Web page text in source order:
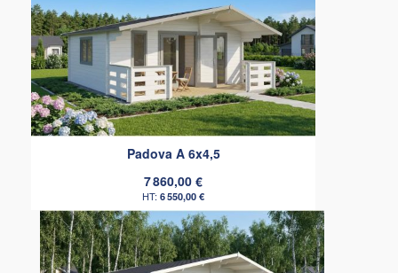
Padova A 6x4,5
7 860,00 €
6 550,00 €